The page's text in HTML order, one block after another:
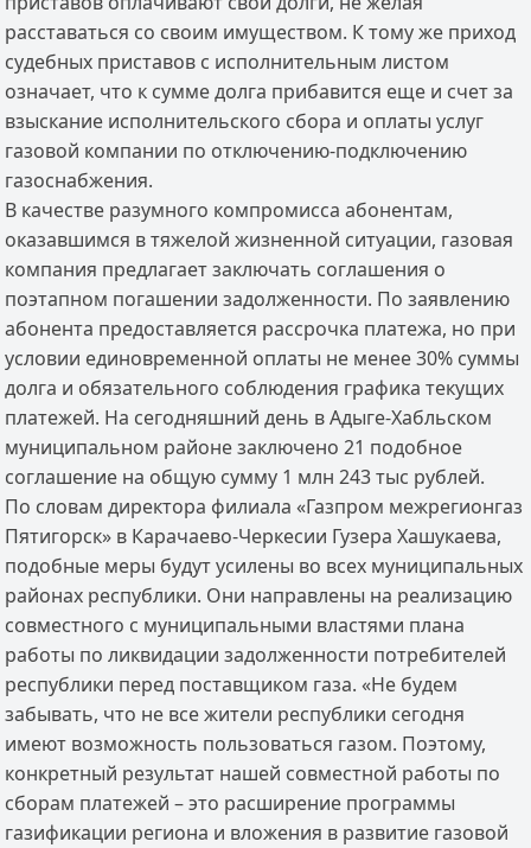
расставаться со своим имуществом. К тому же приход
судебных приставов с исполнительным листом
означает, что к сумме долга прибавится еще и счет за
взыскание исполнительского сбора и оплаты услуг
газовой компании по отключению-подключению
газоснабжения.
В качестве разумного компромисса абонентам,
оказавшимся в тяжелой жизненной ситуации, газовая
компания предлагает заключать соглашения о
поэтапном погашении задолженности. По заявлению
абонента предоставляется рассрочка платежа, но при
условии единовременной оплаты не менее 30% суммы
долга и обязательного соблюдения графика текущих
платежей. На сегодняшний день в Адыге-Хабльском
муниципальном районе заключено 21 подобное
соглашение на общую сумму 1 млн 243 тыс рублей.
По словам директора филиала «Газпром межрегионгаз
Пятигорск» в Карачаево-Черкесии Гузера Хашукаева,
подобные меры будут усилены во всех муниципальных
районах республики. Они направлены на реализацию
совместного с муниципальными властями плана
работы по ликвидации задолженности потребителей
республики перед поставщиком газа. «Не будем
забывать, что не все жители республики сегодня
имеют возможность пользоваться газом. Поэтому,
конкретный результат нашей совместной работы по
сборам платежей – это расширение программы
газификации региона и вложения в развитие газовой